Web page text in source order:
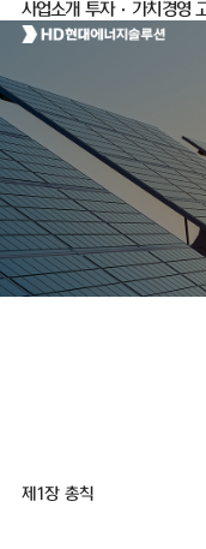
사업소개 투자·가치경영
제1장 총칙